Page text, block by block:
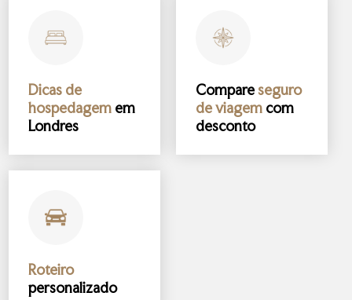
Dicas de
hospedagem em
Londres
Compareseguro
de viagem com
desconto
Roteiro
personalizado